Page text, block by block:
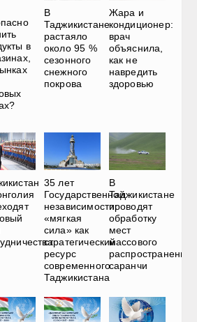
в
В
Таджикистане
растаяло
около 95 %
сезонного
снежного
покрова
Жара и
кондиционер:
врач
объяснила,
как не
навредить
здоровью
35 лет
Государственной
независимости:
«мягкая
сила» как
стратегический
ресурс
современного
Таджикистана
В
Таджикистане
проводят
обработку
мест
массового
распространения
саранчи